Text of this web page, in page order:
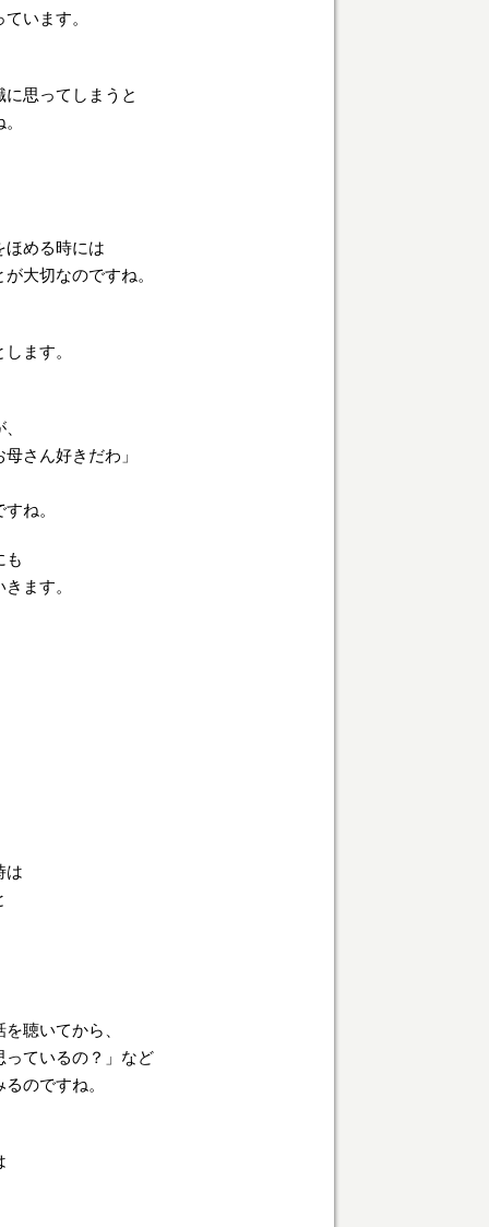
います。
思ってしまうと
ほめる時には
大切なのですね。
ます。
さん好きだわ」
ね。
も
ます。
は
聴いてから、
っているの？」など
のですね。